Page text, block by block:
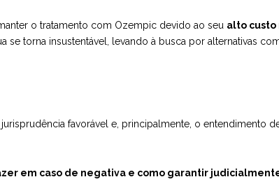
o tratamento com Ozempic devido ao seu alto custo
se torna insustentável, levando à busca por alternativas
favorável e, principalmente, o entendimento
em caso de negativa e como garantir